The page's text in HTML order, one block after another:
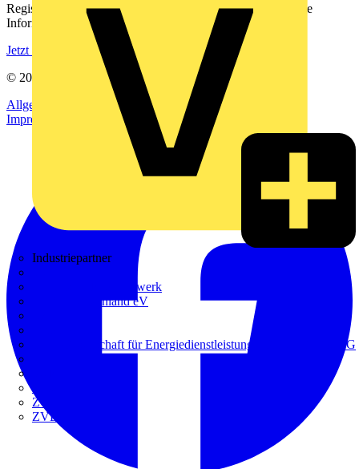
Industriepartner
de - das Elektrohandwerk
ETIM Deutschland eV
GED Gesellschaft für Energiedienstleistung - GmbH & Co. KG
ZVEH
ZVEI
Registrieren Sie sich kostenlos und erhalten Sie stets aktuelle
Informationen aus der Elektroindustrie.
Jetzt registrieren
© 2002-
Voltimum
Allgemeine GeschäftsbedingungenDatenschutzerklärung
Impressum